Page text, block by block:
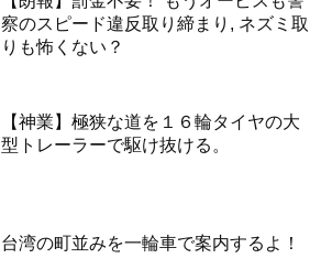
察のスピード違反取り締まり, ネズミ取
りも怖くない？
【神業】極狭な道を１６輪タイヤの大
型トレーラーで駆け抜ける。
台湾の町並みを一輪車で案内するよ！